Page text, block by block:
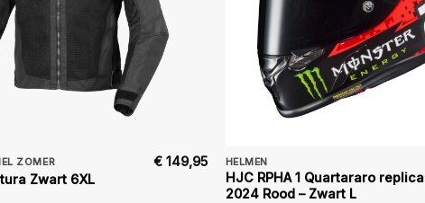
ZOMER
Zwart 6XL
€ 149,95 HELMEN
HJC RPHA 1 Quartararo replica
2024 Rood – Zwart L